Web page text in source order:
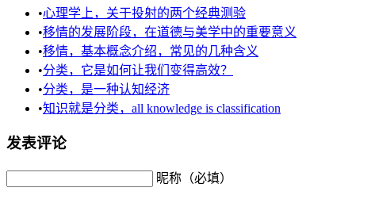
•心理学上，关于投射的两个经典测验
•移情的发展阶段，在道德与美学中的重要意义
•移情，基本概念介绍，常见的几种含义
•分类，它是如何让我们变得高效？
•分类，是一种认知经济
•知识就是分类，all knowledge is classification
发表评论
昵称（必填）